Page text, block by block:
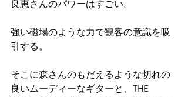
良恵さんのパワーはすごい。
強い磁場のような力で観客の意識を吸
引する。
そこに森さんのもだえるような切れの
良いムーディーなギターと、THE